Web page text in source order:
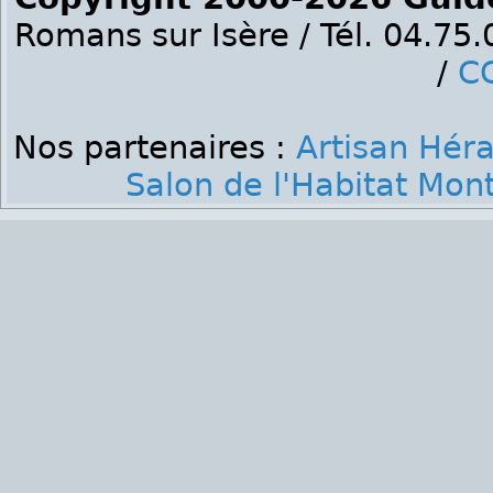
Romans sur Isère / Tél.
/
Nos partenaires : Artisan
Salon de l'Habitat